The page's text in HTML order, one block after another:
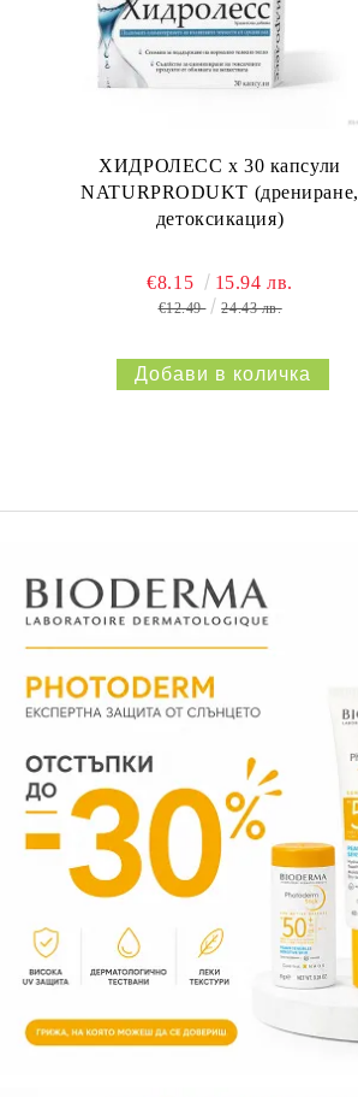
ХИДРОЛЕСС х 30 капсули
NATURPRODUKT (дрениране,
детоксикация)
€8.15 15.94 лв.
€12.49 24.43 лв.